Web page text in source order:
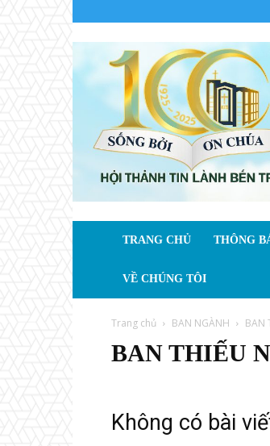
TRANG CHỦ THÔNG
VỀ CHÚNG TÔI
Trang chủ BAN NGÀNH BAN
BAN THIẾU
Không có bài